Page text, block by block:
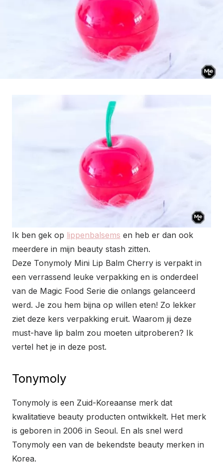
Ik ben gek op lippenbalsems en heb er dan ook
meerdere in mijn beauty stash zitten.
Deze Tonymoly Mini Lip Balm Cherry is verpakt in
een verrassend leuke verpakking en is onderdeel
van de Magic Food Serie die onlangs gelanceerd
werd. Je zou hem bijna op willen eten! Zo lekker
ziet deze kers verpakking eruit. Waarom jij deze
must-have lip balm zou moeten uitproberen? Ik
vertel het je in deze post.
Tonymoly
Tonymoly is een Zuid-Koreaanse merk dat
kwalitatieve beauty producten ontwikkelt. Het merk
is geboren in 2006 in Seoul. En als snel werd
Tonymoly een van de bekendste beauty merken in
Korea.